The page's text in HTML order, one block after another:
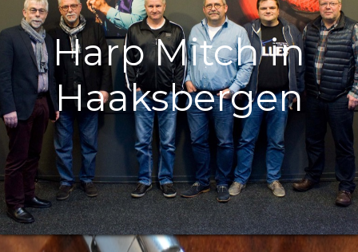
Harp Mitch in
Haaksbergen